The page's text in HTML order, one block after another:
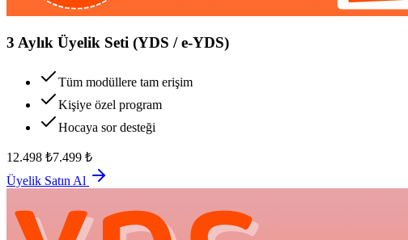
3 Aylık Üyelik Seti (YDS / e-YDS)
Tüm modüllere tam erişim
Kişiye özel program
Hocaya sor desteği
12.498 ₺7.499 ₺
Üyelik Satın Al